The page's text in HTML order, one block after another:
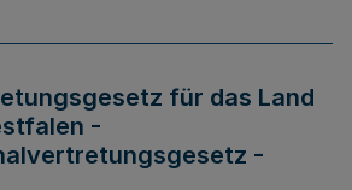
für das Land
-
-